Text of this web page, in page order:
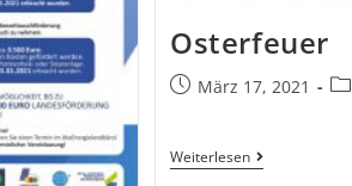
Osterfeuer
März 17, 2021
Weiterlesen